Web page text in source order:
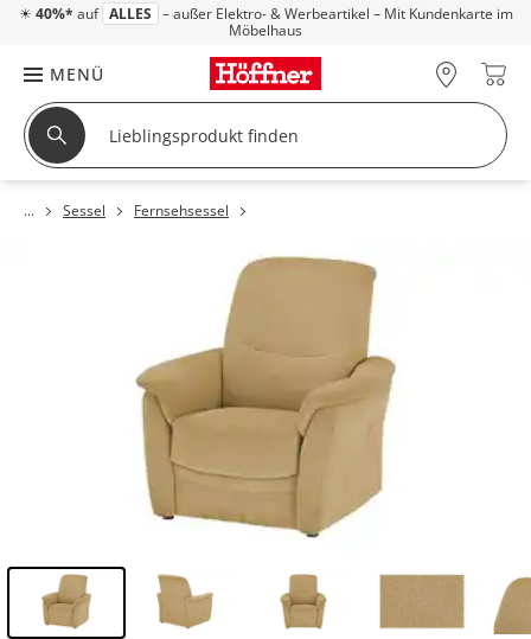
☀ 40%* auf ALLES – außer Elektro- & Werbeartikel – Mit Kundenkarte im
Möbelhaus
MENÜ
Sessel Fernsehsessel